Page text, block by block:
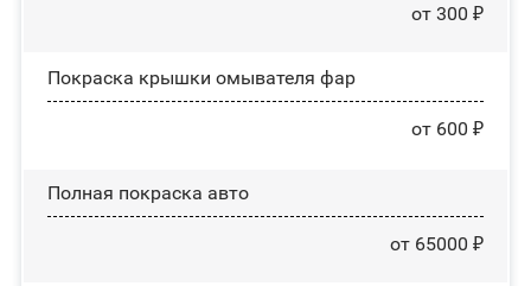
от 300 ₽
Покраска крышки омывателя фар
от 600 ₽
Полная покраска авто
от 65000 ₽